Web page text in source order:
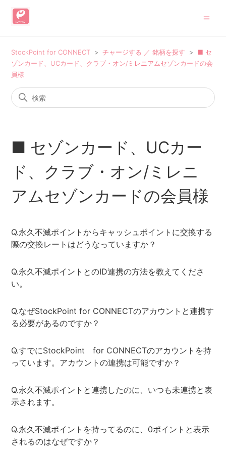
StockPoint for CONNECT チャージする ／ 銘柄を探す
■ セ
ゾンカード、UCカード、クラブ・オン/ミレニアムセゾンカードの会
員様
■ セゾンカード、UCカー
ド、クラブ・オン/ミレニ
アムセゾンカードの会員様
Q.永久不滅ポイントからキャッシュポイントに交換する
際の交換レートはどうなっていますか？
Q.永久不滅ポイントとのID連携の方法を教えてくださ
い。
Q.なぜStockPoint for CONNECTのアカウントと連携す
る必要があるのですか？
Q.すでにStockPoint for CONNECTのアカウントを持
っています。アカウントの連携は可能ですか？
Q.永久不滅ポイントと連携したのに、いつも未連携と表
示されます。
Q.永久不滅ポイントを持ってるのに、0ポイントと表示
されるのはなぜですか？